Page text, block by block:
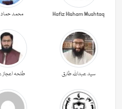
Hafiz Hisham Mushtaq محمد حماد
سید عبداللہ طارق طلحہ اعجاز